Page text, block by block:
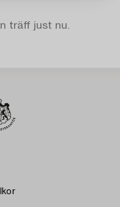
träff just nu.